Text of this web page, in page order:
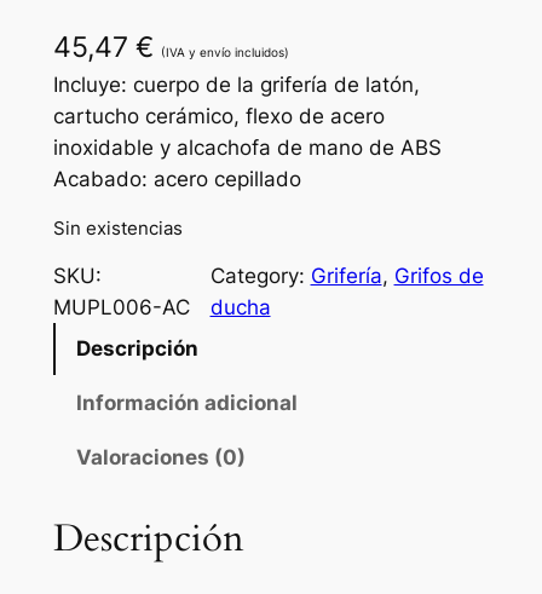
45,47 € (IVA y envío incluidos)
Incluye: cuerpo de la grifería de latón,
cartucho cerámico, flexo de acero
inoxidable y alcachofa de mano de ABS
Acabado: acero cepillado
Sin existencias
SKU:
MUPL006-AC
Category: Grifería, Grifos de
ducha
Descripción
Información adicional
Valoraciones (0)
Descripción